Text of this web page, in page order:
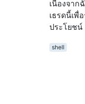
เนื่องจาก
เธรดนี้เพื่
ประโยช
shell